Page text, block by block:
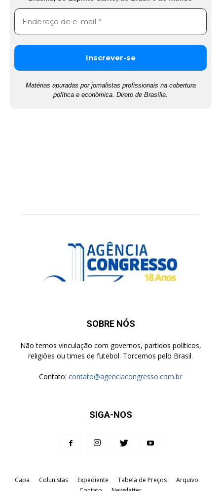
Matérias apuradas por jornalistas profissionais na cobertura
política e econômica. Direto de Brasília.
SOBRE NÓS
Não temos vinculação com governos, partidos políticos,
religiões ou times de futebol. Torcemos pelo Brasil.
Contato: contato@agenciacongresso.com.br
SIGA-NOS
Capa Colunistas Expediente Tabela de Preços
Arquivo